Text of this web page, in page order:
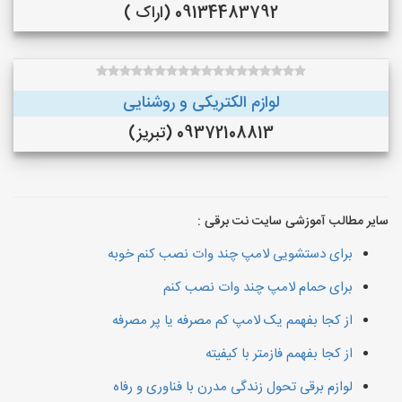
09134483792 (اراک )
لوازم الکتریکی و روشنایی
09372108813 (تبریز)
سایر مطالب آموزشی سایت نت برقی :
برای دستشویی لامپ‌ چند وات نصب کنم خوبه
برای حمام لامپ چند وات نصب کنم
از کجا بفهمم یک لامپ کم مصرفه یا پر مصرفه
از کجا بفهمم فازمتر با کیفیته
لوازم برقی تحول زندگی مدرن با فناوری و رفاه